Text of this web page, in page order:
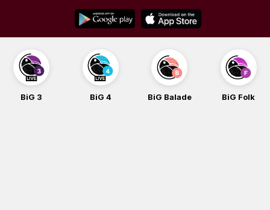
content
BiG 3 BiG 4 BiG Balade BiG Folk